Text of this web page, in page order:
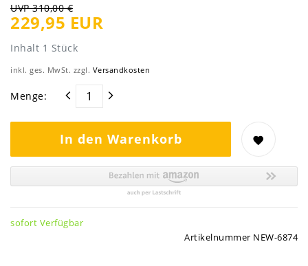
UVP 310,00 €
229,95 EUR
Inhalt 1 Stück
inkl. ges. MwSt. zzgl. Versandkosten
Menge:
In den Warenkorb
sofort Verfügbar
Artikelnummer NEW-6874